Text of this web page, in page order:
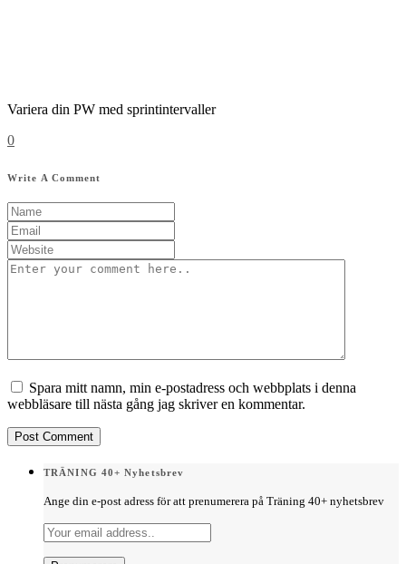
Variera din PW med sprintintervaller
0
Write A Comment
Spara mitt namn, min e-postadress och webbplats i denna
webbläsare till nästa gång jag skriver en kommentar.
TRÄNING 40+ Nyhetsbrev
Ange din e-post adress för att prenumerera på Träning 40+ nyhetsbrev